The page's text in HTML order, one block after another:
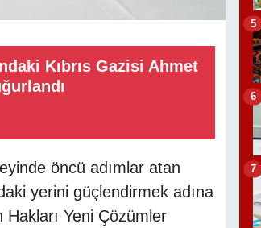
Kıbrıs Gazisi Ahmet
öncü adımlar atan
yerini güçlendirmek adına
Yeni Çözümler
5
6
7